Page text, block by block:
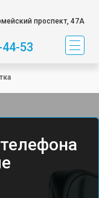
проспект, 47А
53